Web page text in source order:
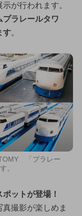
が行われます。
プラレールタワ
す。
「プラレー
。
ットが登場！
撮影が楽しめま